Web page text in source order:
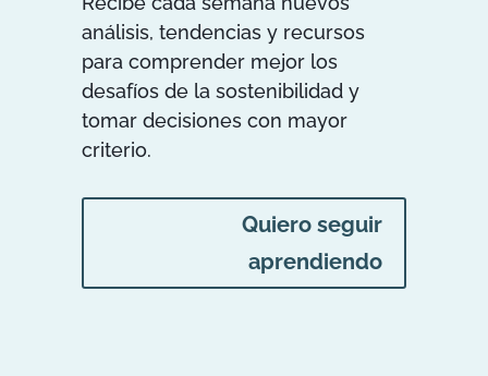
análisis, tendencias y recursos
para comprender mejor los
desafíos de la sostenibilidad y
tomar decisiones con mayor
criterio.
Quiero seguir
aprendiendo